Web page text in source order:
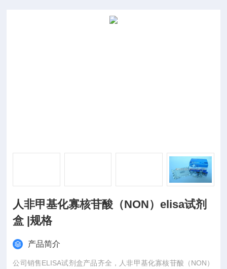
人非甲基化寡核苷酸（NON）elisa试剂
盒 |规格
产品简介
公司销售ELISA试剂盒产品齐全，人非甲基化寡核苷酸（NON）